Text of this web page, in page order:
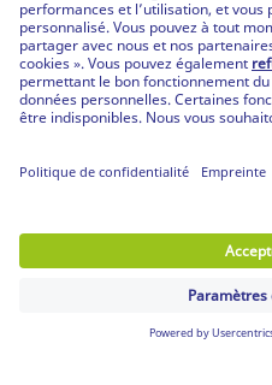
retournables)
Découvrez notre Offre
Partenaire | de tous les lieux
©